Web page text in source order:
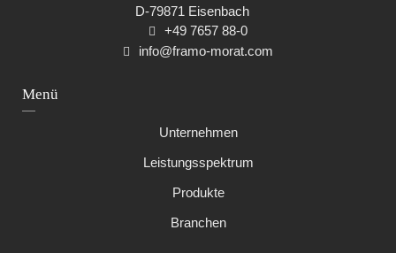
Menü
Unternehmen
Leistungsspektrum
Produkte
Branchen
D-79871 Eisenbach
+49 7657 88-0
info@framo-morat.com